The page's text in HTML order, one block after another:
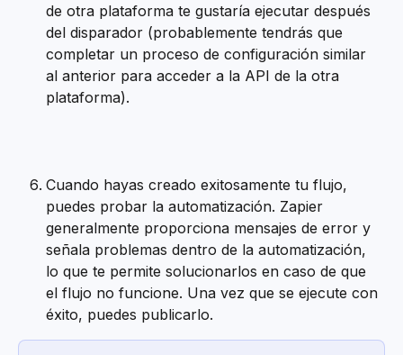
de otra plataforma te gustaría ejecutar después
del disparador (probablemente tendrás que
completar un proceso de configuración similar
al anterior para acceder a la API de la otra
plataforma).
Cuando hayas creado exitosamente tu flujo,
puedes probar la automatización. Zapier
generalmente proporciona mensajes de error y
señala problemas dentro de la automatización,
lo que te permite solucionarlos en caso de que
el flujo no funcione. Una vez que se ejecute con
éxito, puedes publicarlo.